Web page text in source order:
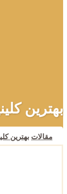
بهترین
مقالات بهترین